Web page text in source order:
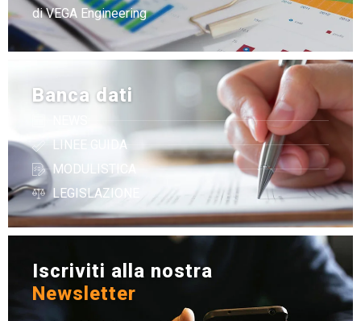
Banca dati
LINEE GUIDA
MODULISTICA
LEGISLAZIONE
di VEGA Engineering
Iscriviti alla nostra
Newsletter